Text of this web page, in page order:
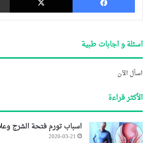
اسئلة و اجابات طبية
اسأل الآن
الأكثر قراءة
اسباب تورم فتحة الشرج
2020-03-21